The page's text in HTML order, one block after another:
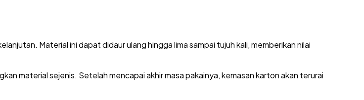
Material ini dapat didaur ulang hingga lima sampai tujuh kali, memberikan nilai
material sejenis. Setelah mencapai akhir masa pakainya, kemasan karton akan terurai